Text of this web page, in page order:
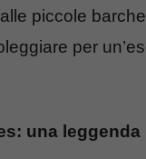
piccole
per
una